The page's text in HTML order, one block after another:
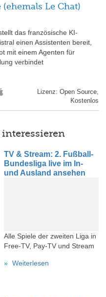
Le Chat)
das französische KI-
einen Assistenten bereit,
mit einem Agenten für
verbindet
Lizenz: Open Source,
Kostenlos
TV & Stream: 2. Fußball-
Bundesliga live im In-
und Ausland ansehen
Alle Spiele der zweiten Liga in
Free-TV, Pay-TV und Stream
Weiterlesen